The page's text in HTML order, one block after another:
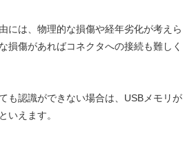
には、物理的な損傷や経年劣化が考えら
損傷があればコネクタへの接続も難しく
も認識ができない場合は、USBメモリが
いえます。